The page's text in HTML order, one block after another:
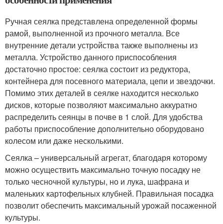
Ручная сеялка представлена определенной формы
рамой, выполненной из прочного металла. Все
внутренние детали устройства также выполнены из
металла. Устройство данного приспособления
достаточно простое: сеялка состоит из редуктора,
контейнера для посевного материала, цепи и звездочки.
Помимо этих деталей в сеялке находится несколько
дисков, которые позволяют максимально аккуратно
распределить сеянцы в почве в 1 слой. Для удобства
работы приспособление дополнительно оборудовано
колесом или даже несколькими.
Сеялка – универсальный агрегат, благодаря которому
можно осуществить максимально точную посадку не
только чесночной культуры, но и лука, шафрана и
маленьких картофельных клубней. Правильная посадка
позволит обеспечить максимальный урожай посаженной
культуры.